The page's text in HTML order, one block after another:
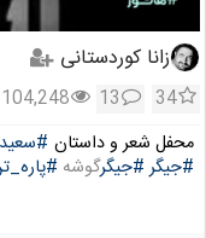
زانا کوردستانی
34
13
104,248
محفل شعر و داستان
#جیگر #جیگرگوشه